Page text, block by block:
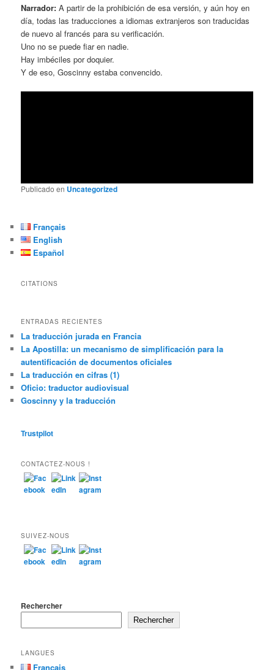
Narrador:A partir de la prohibición de esa versión, y aún hoy en
día, todas las traducciones a idiomas extranjeros son traducidas
de nuevo al francés para su verificación.
Uno no se puede fiar en nadie.
Hay imbéciles por doquier.
Y de eso, Goscinny estaba convencido.
Publicado en Uncategorized
Français
English
Español
CITATIONS
ENTRADAS RECIENTES
La traducción jurada en Francia
La Apostilla: un mecanismo de simplificación para la
autentificación de documentos oficiales
La traducción en cifras (1)
Oficio: traductor audiovisual
Goscinny y la traducción
Trustpilot
CONTACTEZ-NOUS !
SUIVEZ-NOUS
Rechercher
Rechercher
LANGUES
Français